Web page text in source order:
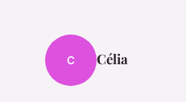
C Célia